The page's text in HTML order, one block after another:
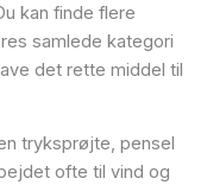
kan finde flere
samlede kategori
det rette middel til
tryksprøjte, pensel
ofte til vind og